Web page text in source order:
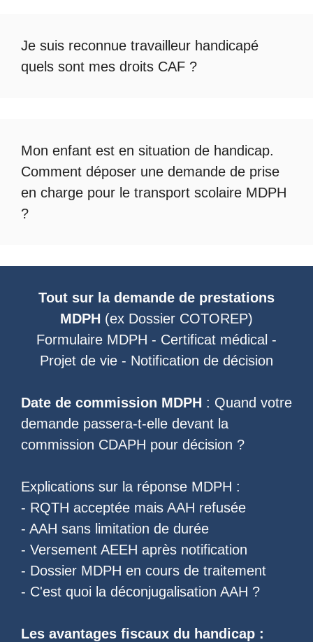
Je suis reconnue travailleur handicapé
quels sont mes droits CAF ?
Mon enfant est en situation de handicap.
Comment déposer une demande de prise
en charge pour le transport scolaire MDPH
?
Tout sur la demande de prestations
MDPH (ex Dossier COTOREP)
Formulaire MDPH - Certificat médical -
Projet de vie - Notification de décision
Date de commission MDPH : Quand votre
demande passera-t-elle devant la
commission CDAPH pour décision ?
Explications sur la réponse MDPH :
- RQTH acceptée mais AAH refusée
- AAH sans limitation de durée
- Versement AEEH après notification
- Dossier MDPH en cours de traitement
- C'est quoi la déconjugalisation AAH ?
Les avantages fiscaux du handicap :